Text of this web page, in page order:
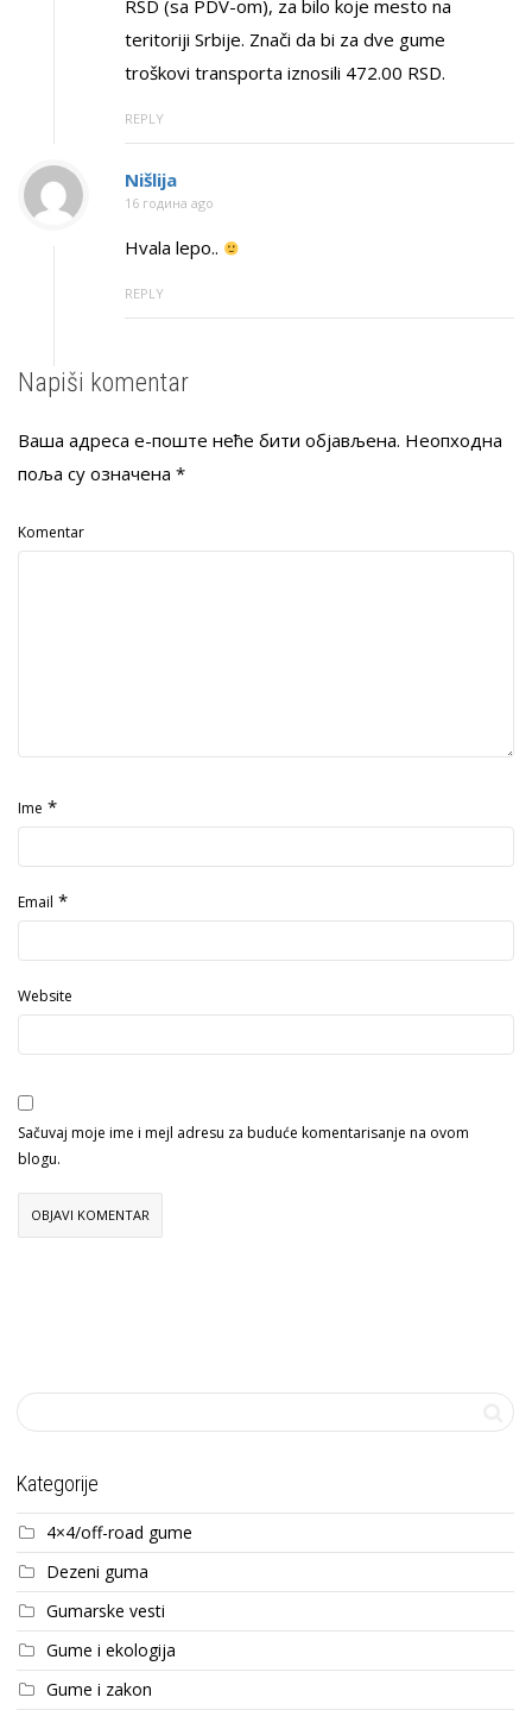
RSD (sa PDV-om), za bilo koje mesto na
teritoriji Srbije. Znači da bi za dve gume
troškovi transporta iznosili 472.00 RSD.
REPLY
Nišlija
16 година ago
Hvala lepo..
REPLY
Napiši komentar
Ваша адреса е-поште неће бити објављена. Неопходна
поља су означена *
Komentar
Ime *
Email *
Website
Sačuvaj moje ime i mejl adresu za buduće komentarisanje na ovom
blogu.
Kategorije
4×4/off-road gume
Dezeni guma
Gumarske vesti
Gume i ekologija
Gume i zakon